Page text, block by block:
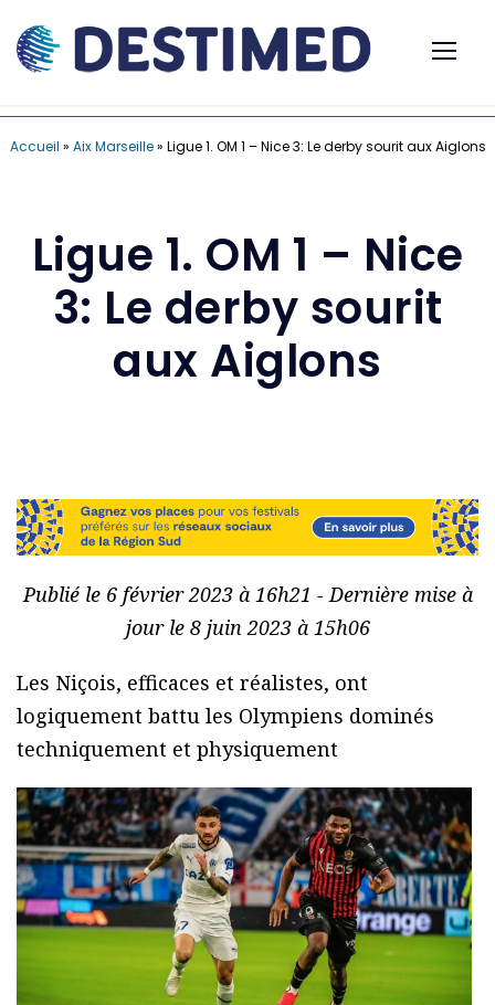
Accueil » Aix Marseille» Ligue 1. OM 1 – Nice 3: Le derby sourit aux Aiglons
Ligue 1. OM 1 – Nice
3: Le derby sourit
aux Aiglons
Publié le 6 février 2023 à 16h21 - Dernière mise à
jour le 8 juin 2023 à 15h06
Les Niçois, efficaces et réalistes, ont
logiquement battu les Olympiens dominés
techniquement et physiquement